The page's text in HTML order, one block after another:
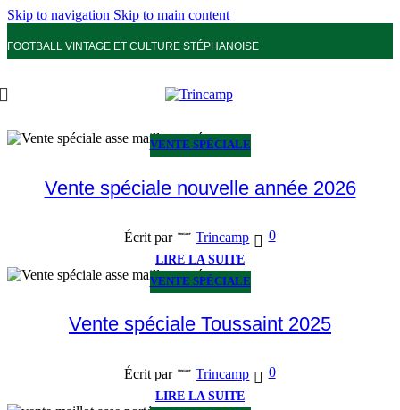
Skip to navigation Skip to main content
FOOTBALL VINTAGE ET CULTURE STÉPHANOISE
VENTE SPÉCIALE
Vente spéciale nouvelle année 2026
Écrit par Trincamp 0
LIRE LA SUITE
VENTE SPÉCIALE
Vente spéciale Toussaint 2025
Écrit par Trincamp 0
LIRE LA SUITE